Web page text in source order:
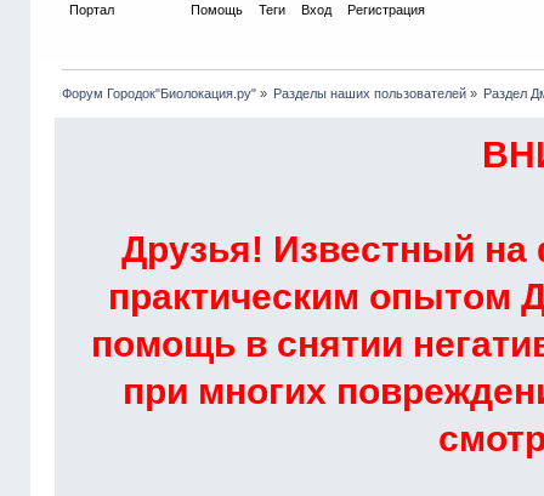
Портал Помощь Теги Вход Регистрация
Форум Городок"Биолокация.ру"» Разделы наших пользователей » Раздел
Друзья! Известный
практическим опытом
помощь в снятии
при многих